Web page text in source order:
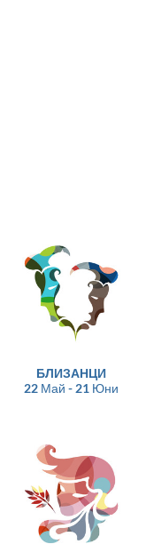
БЛИЗАНЦИ
22 Май - 21 Юни